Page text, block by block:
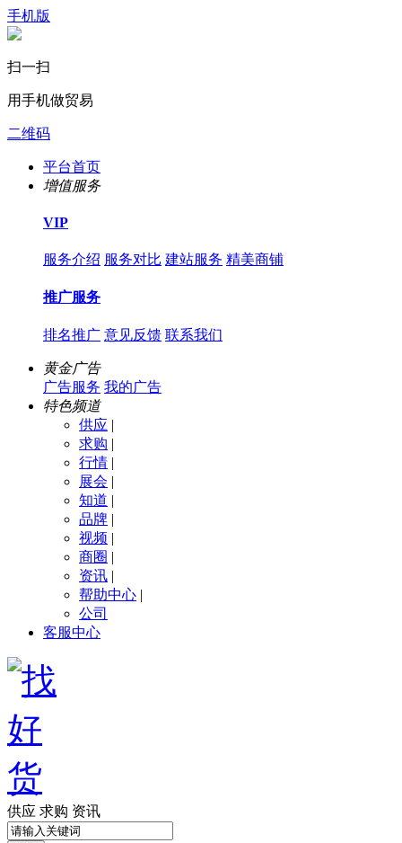
手机版
扫一扫
用手机做贸易
二维码
平台首页
增值服务
VIP
服务介绍 服务对比 建站服务 精美商铺
推广服务
排名推广 意见反馈 联系我们
黄金广告
广告服务 我的广告
特色频道
供应 |
求购 |
行情 |
展会 |
知道 |
品牌 |
视频 |
商圈 |
资讯 |
帮助中心 |
公司
客服中心
供应 求购 资讯